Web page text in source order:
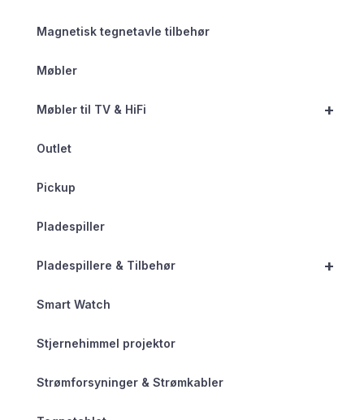
Magnetisk tegnetavle tilbehør
Møbler
+
Møbler til TV & HiFi
Outlet
Pickup
Pladespiller
+
Pladespillere & Tilbehør
Smart Watch
Stjernehimmel projektor
Strømforsyninger & Strømkabler